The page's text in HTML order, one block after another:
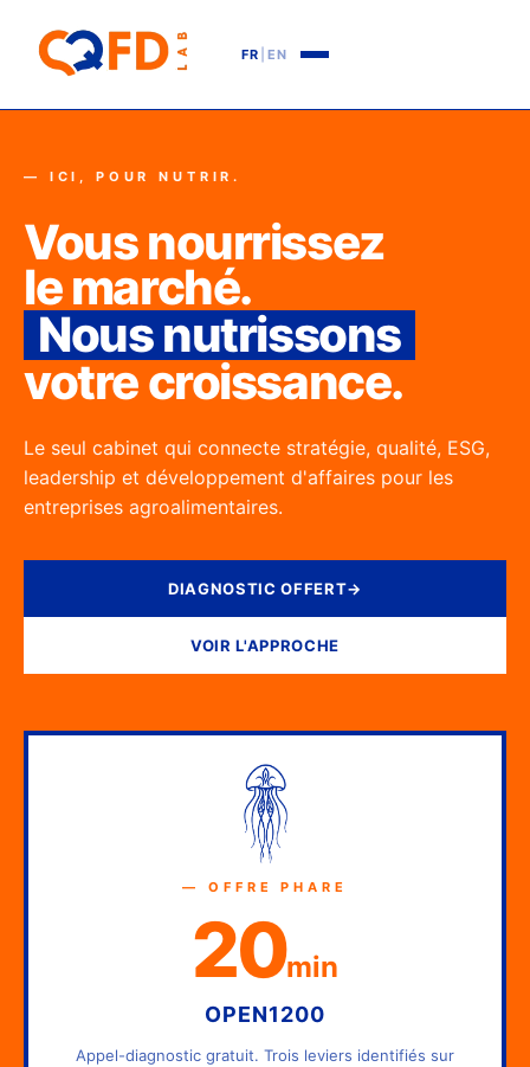
FR EN
— ICI, POUR NUTRIR.
Vous nourrissez
le marché.
Nous nutrissons
votre croissance.
Le seul cabinet qui connecte stratégie, qualité, ESG,
leadership et développement d'affaires pour les
entreprises agroalimentaires.
DIAGNOSTIC OFFERT→
VOIR L'APPROCHE
— OFFRE PHARE
20min
OPEN1200
Appel-diagnostic gratuit. Trois leviers identifiés sur